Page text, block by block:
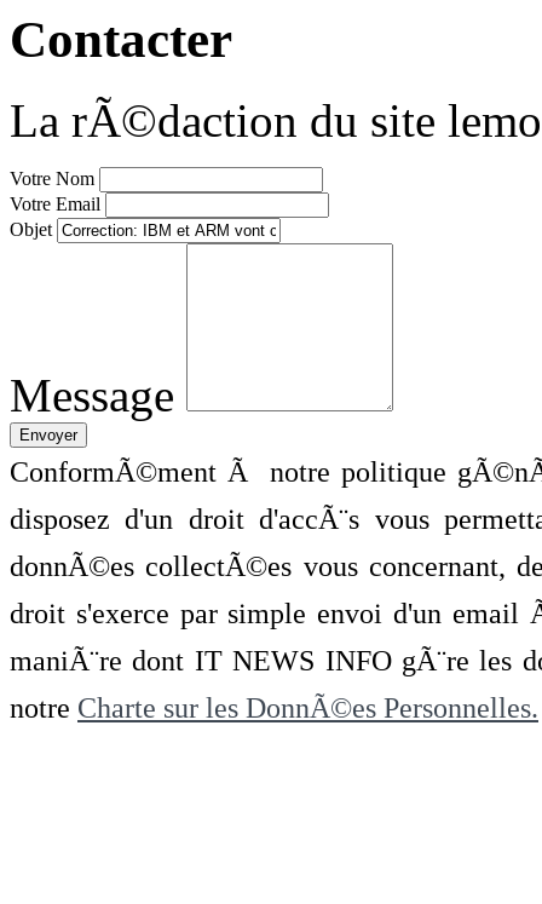
Contacter
La rÃ©daction du site
Votre Nom
Votre Email
Objet
Message
ConformÃ©ment Ã notre politique
disposez d'un droit d'accÃ¨s vous
donnÃ©es collectÃ©es vous concernant,
droit s'exerce par simple envoi d'un
maniÃ¨re dont IT NEWS INFO gÃ¨re les
notre Charte sur les DonnÃ©es Personnelles.